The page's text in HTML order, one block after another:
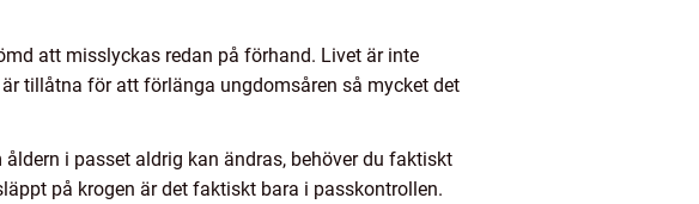
att misslyckas redan på förhand. Livet är inte
tillåtna för att förlänga ungdomsåren så mycket det
i passet aldrig kan ändras, behöver du faktiskt
på krogen är det faktiskt bara i passkontrollen.